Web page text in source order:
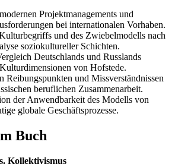
Projektmanagements und
bei internationalen Vorhaben.
und des Zwiebelmodells nach
soziokultureller Schichten.
Deutschlands und Russlands
von Hofstede.
Reibungspunkten und Missverständnissen
beruflichen Zusammenarbeit.
der Anwendbarkeit des Modells von
globale Geschäftsprozesse.
Buch
Kollektivismus